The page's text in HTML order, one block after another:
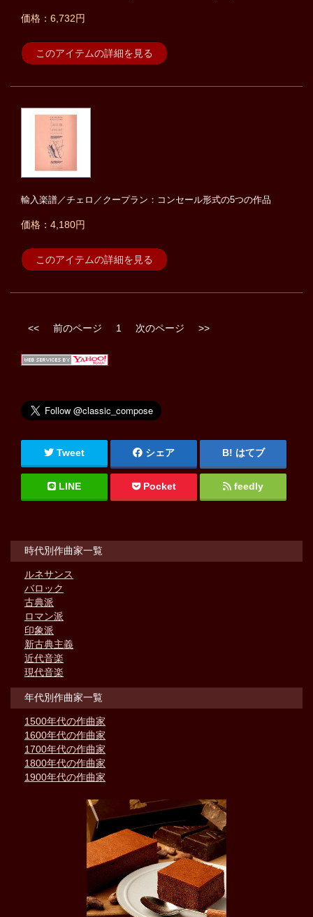
価格：6,732円
このアイテムの詳細を見る
輸入楽譜／チェロ／クープラン：コンセール形式の5つの作品
価格：4,180円
このアイテムの詳細を見る
<< 前のページ 1 次のページ >>
Tweet シェア はてブ
LINE Pocket feedly
時代別作曲家一覧
ルネサンス
バロック
古典派
ロマン派
印象派
新古典主義
近代音楽
現代音楽
年代別作曲家一覧
1500年代の作曲家
1600年代の作曲家
1700年代の作曲家
1800年代の作曲家
1900年代の作曲家